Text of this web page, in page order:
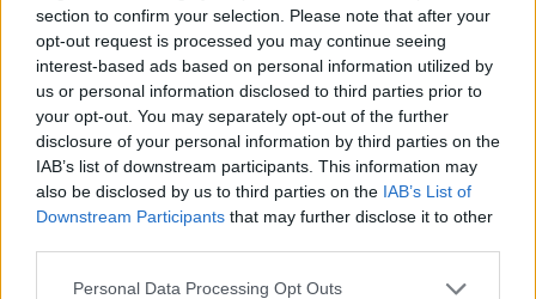
section to confirm your selection. Please note that after your
opt-out request is processed you may continue seeing
interest-based ads based on personal information utilized by
us or personal information disclosed to third parties prior to
your opt-out. You may separately opt-out of the further
disclosure of your personal information by third parties on the
IAB’s list of downstream participants. This information may
also be disclosed by us to third parties on the IAB’s List of
Downstream Participants that may further disclose it to other
Personal Data Processing Opt Outs
Bitte beachten Sie, dass eine Erfahrung von Person zu Person
unterschiedlich sein kann und dass Sie sich immer an Ihren Arzt
oder Apotheker wenden sollten, um medizinischen Rat zu
Medikamenten zu erhalten.